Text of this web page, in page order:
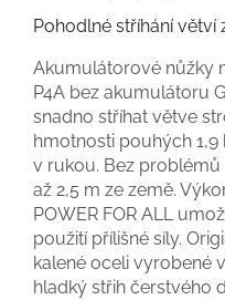
Pohodlné stříhání větví
Akumulátorové nůžky
P4A bez akumulátoru
snadno stříhat větve
hmotnosti pouhých
v rukou. Bez
až 2,5 m ze země.
POWER FOR ALL
použití přílišné síly.
kalené oceli vyrobené
hladký střih čerstvého